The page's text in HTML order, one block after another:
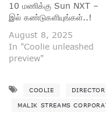
10 மணிக்கு Sun NXT –
இல் கண்டுகளியுங்கள்..!
August 8, 2025
In "Coolie unleashed
preview"
COOLIE
MALIK STREAMS